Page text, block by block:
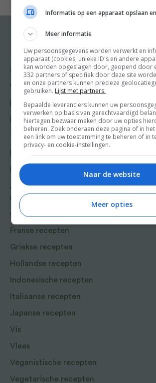
uit te luiden en het nieuwe jaar te
niet!
Maar denk ook aan het recept voor
chocoldemelk en glühwein en
wintersportlanden als Kaiserschmarren,
kaasfondue. Al dit lekkers wordt
heerlijk jasje van gezelligheid en
de open haard maar aan en laat je
gerechten van 24Kitchen!
Recepten
Gangen
Voorgerecht
Hoofdgerecht
Nagerecht
Tussengerecht
Bakrecepten
Aziatische en Oosterse
recepten
Chinese recepten
Franse recepten
Griekse recepten
Hollandse recepten
Indonesische recepten
Italiaanse recepten
Japanse recepten
Vis
Vlees
Veganistische recepten
Vegetarische recepten
Meer van
Friends
Shop
Friends
Kooktips
Informatie op een apparaat opslaan
Meer informatie
Uw persoonsgegevens worden verwerkt en
apparaat (cookies, unieke ID's en andere
kan worden opgeslagen door, geopend door
332 partners of specifiek door deze site
en onze partners kunnen precieze
gebruiken. Lijst met partners.
Bepaalde leveranciers kunnen uw
verwerken op basis van gerechtvaardigd
hiertegen bezwaar maken door uw opties
beheren. Zoek onderaan deze pagina of in
een link om uw toestemming te beheren of in
privacy- en cookie-instellingen.
Naar de website
Meer opties